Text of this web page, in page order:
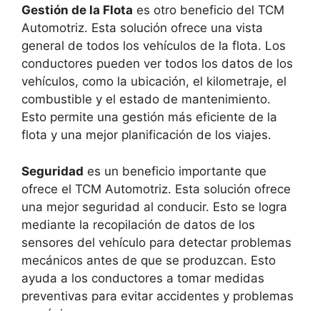
Gestión de la Flota es otro beneficio del TCM
Automotriz. Esta solución ofrece una vista
general de todos los vehículos de la flota. Los
conductores pueden ver todos los datos de los
vehículos, como la ubicación, el kilometraje, el
combustible y el estado de mantenimiento.
Esto permite una gestión más eficiente de la
flota y una mejor planificación de los viajes.
Seguridad es un beneficio importante que
ofrece el TCM Automotriz. Esta solución ofrece
una mejor seguridad al conducir. Esto se logra
mediante la recopilación de datos de los
sensores del vehículo para detectar problemas
mecánicos antes de que se produzcan. Esto
ayuda a los conductores a tomar medidas
preventivas para evitar accidentes y problemas